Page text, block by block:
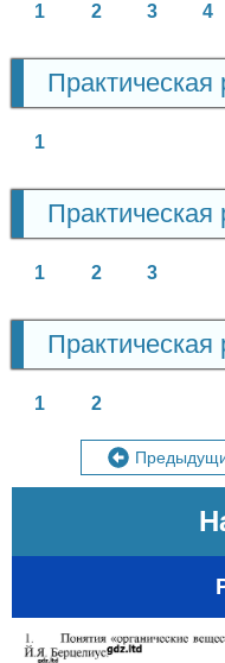
1 2 3 4
1
1 2 3
1 2